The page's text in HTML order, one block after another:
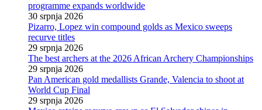
programme expands worldwide
30 srpnja 2026
Pizarro, Lopez win compound golds as Mexico sweeps
recurve titles
29 srpnja 2026
The best archers at the 2026 African Archery Championships
29 srpnja 2026
Pan American gold medallists Grande, Valencia to shoot at
World Cup Final
29 srpnja 2026